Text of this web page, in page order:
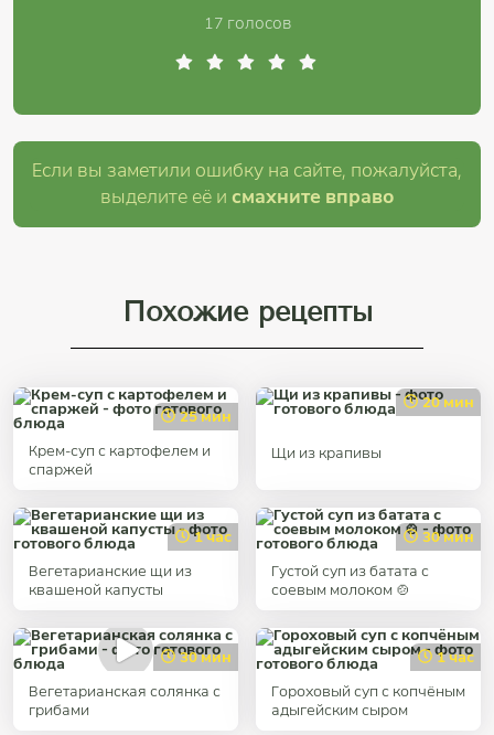
17 голосов
Если вы заметили ошибку на сайте, пожалуйста,
выделите её и смахните вправо
Похожие рецепты
25 мин
Крем-суп с картофелем и
спаржей
20 мин
Щи из крапивы
1 час
Вегетарианские щи из
квашеной капусты
30 мин
Густой суп из батата с
соевым молоком 🍲
30 мин
Вегетарианская солянка с
грибами
1 час
Гороховый суп с копчёным
адыгейским сыром